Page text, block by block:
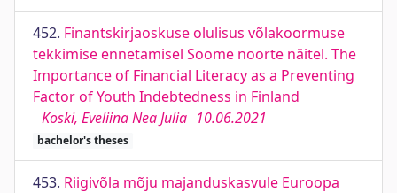
452. Finantskirjaoskuse olulisus võlakoormuse
tekkimise ennetamisel Soome noorte näitel. The
Importance of Financial Literacy as a Preventing
Factor of Youth Indebtedness in Finland
Koski, Eveliina Nea Julia 10.06.2021
bachelor's theses
453. Riigivõla mõju majanduskasvule Euroopa